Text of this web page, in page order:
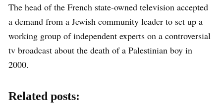
The head of the French state-owned television accepted
a demand from a Jewish community leader to set up a
working group of independent experts on a controversial
tv broadcast about the death of a Palestinian boy in
2000.
Related posts: